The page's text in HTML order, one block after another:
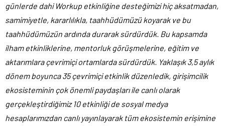
günlerde dahi Workup etkinliğine desteğimizi hiç aksatmadan,
samimiyetle, kararlılıkla, taahhüdümüzü koyarak ve bu
taahhüdümüzün ardında durarak sürdürdük. Bu kapsamda
ilham etkinliklerine, mentorluk görüşmelerine, eğitim ve
aktarımlara çevrimiçi ortamlarda sürdürdük. Yaklaşık 3,5 aylık
dönem boyunca 35 çevrimiçi etkinlik düzenledik, girişimcilik
ekosisteminin çok önemli paydaşları ile canlı olarak
gerçekleştirdiğimiz 10 etkinliği de sosyal medya
hesaplarımızdan canlı yayınlayarak tüm ekosistemin erişimine